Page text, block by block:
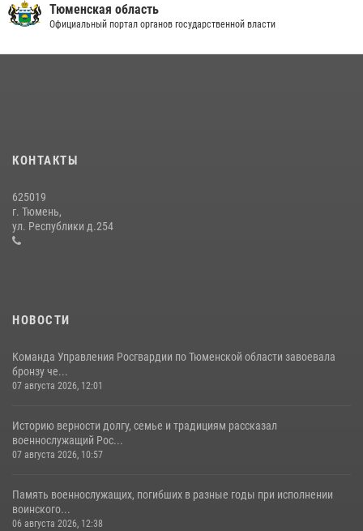
03 августа 2026, 07:23 1
Сотрудники тюменского СОБР "Сова" отработали навыки
десантирования на Урале
16 июля 2026, 10:42
Тюменская область
Официальный портал органов государственной власти
КОНТАКТЫ
625019
г. Тюмень,
ул. Республики д.254
НОВОСТИ
Команда Управления Росгвардии по Тюменской области завоевала
бронзу че...
07 августа 2026, 12:01
Историю верности долгу, семье и традициям рассказал
военнослужащий Рос...
07 августа 2026, 10:57
Память военнослужащих, погибших в разные годы при исполнении
воинского...
06 августа 2026, 12:38